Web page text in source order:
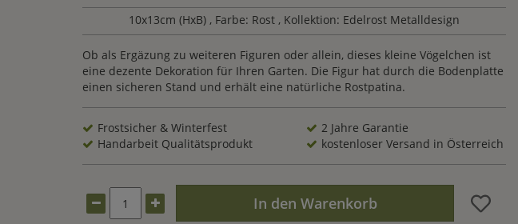
10x13cm (HxB) , Farbe: Rost , Kollektion: Edelrost Metalldesign
Ob als Ergäzung zu weiteren Figuren oder allein, dieses kleine Vögelchen ist
eine dezente Dekoration für Ihren Garten. Die Figur hat durch die Bodenplatte
einen sicheren Stand und erhält eine natürliche Rostpatina.
Frostsicher & Winterfest
2 Jahre Garantie
Handarbeit Qualitätsprodukt
kostenloser Versand in Österreich
In den Warenkorb